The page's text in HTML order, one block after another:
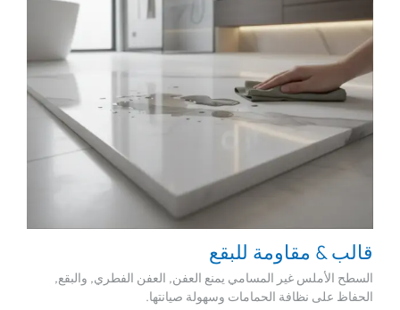
قالب & مقاومة للبقع
السطح الأملس غير المسامي يمنع العفن, العفن الفطري, والبقع,
الحفاظ على نظافة الحمامات وسهولة صيانتها.